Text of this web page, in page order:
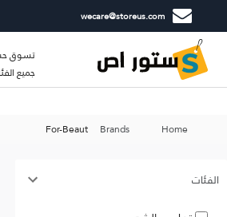
wecare@storeus.com
تسوق
جميع
Home
Brands
For-Beaut
الفئات